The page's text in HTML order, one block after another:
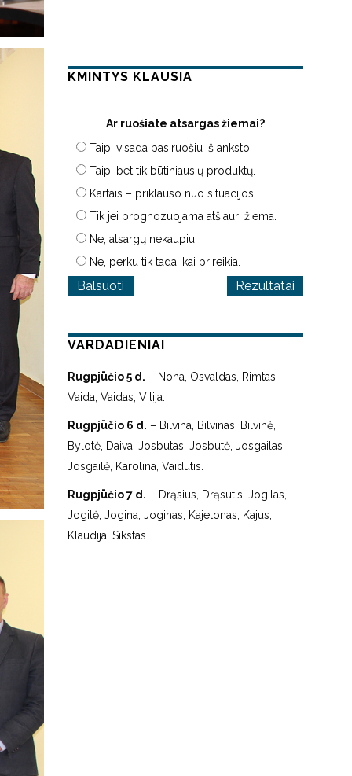
KMINTYS KLAUSIA
Ar ruošiate atsargas žiemai?
Taip, visada pasiruošiu iš anksto.
Taip, bet tik būtiniausių produktų.
Kartais – priklauso nuo situacijos.
Tik jei prognozuojama atšiauri žiema.
Ne, atsargų nekaupiu.
Ne, perku tik tada, kai prireikia.
Rezultatai
VARDADIENIAI
Rugpjūčio 5 d. – Nona, Osvaldas, Rimtas,
Vaida, Vaidas, Vilija.
Rugpjūčio 6 d. – Bilvina, Bilvinas, Bilvinė,
Bylotė, Daiva, Josbutas, Josbutė, Josgailas,
Josgailė, Karolina, Vaidutis.
Rugpjūčio 7 d. – Drąsius, Drąsutis, Jogilas,
Jogilė, Jogina, Joginas, Kajetonas, Kajus,
Klaudija, Sikstas.